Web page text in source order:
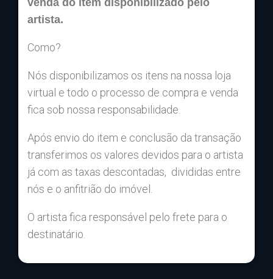
venda do item disponibilizado pelo
artista.
Como?
Nós disponibilizamos os itens na nossa loja
virtual e todo o processo de compra e venda
fica sob nossa responsabilidade.
Após envio do item e conclusão da transação
transferimos os valores devidos para o artista
já com as taxas descontadas, divididas entre
nós e o anfitrião do imóvel.
O artista fica responsável pelo frete para o
destinatário.